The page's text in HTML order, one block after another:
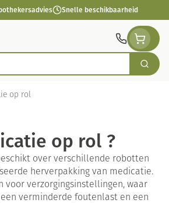
Snelle beschikbaarheid
Zoek
op rol
op rol ?
over verschillende robotten
herverpakking van medicatie.
voor verzorgingsinstellingen, waar
verminderde foutenlast en een